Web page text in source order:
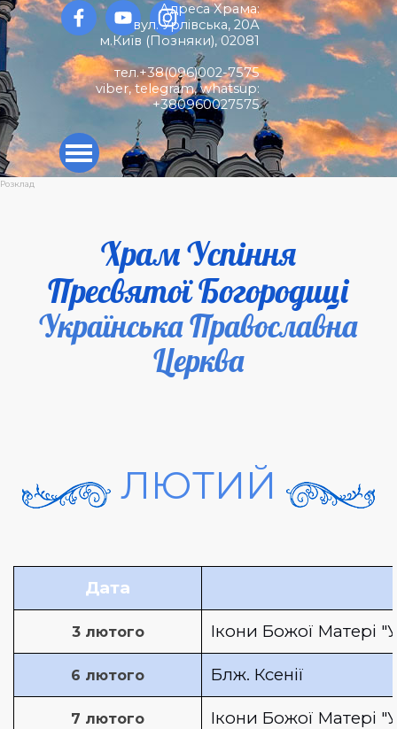
Перейти до контакту
Адреса Храма:
вул. Урлівська, 20А
м.Київ (Позняки), 02081
тел.+38(096)002-7575
viber, telegram, whatsup:
+380960027575
Пропустити меню
Розклад
Храм Успіння
Пресвятої Богородиці
Українська Православна
Церква
ЛЮТИЙ
Дата
3 лютого Ікони Божої Матері
6 лютого Блж. Ксенії
7 лютого Ікони Божої Матері